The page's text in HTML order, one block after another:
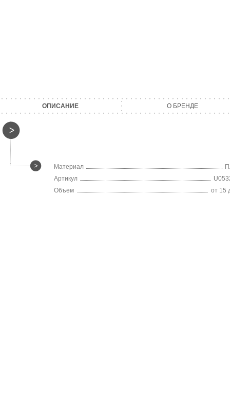
ОПИСАНИЕ О БРЕНДЕ
Материал
Артикул
Объем
от 15